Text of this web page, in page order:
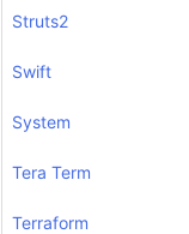
Struts2
Swift
System
Tera Term
Terraform